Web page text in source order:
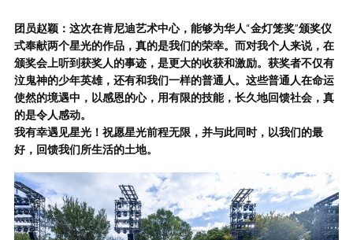
团员赵颖：这次在肯尼迪艺术中心，能够为华人“金灯笼奖”颁奖仪
式奉献两个星光的作品，真的是我们的荣幸。而对我个人来说，在
颁奖会上听到获奖人的事迹，是更大的收获和激励。获奖者不仅有
泣鬼神的少年英雄，还有和我们一样的普通人。这些普通人在命运
使然的境遇中，以感恩的心，用有限的技能，长久地回馈社会，真
的是令人感动。
我有幸遇见星光！祝愿星光前程无限，并与此同时，以我们的最
好，回馈我们所生活的土地。